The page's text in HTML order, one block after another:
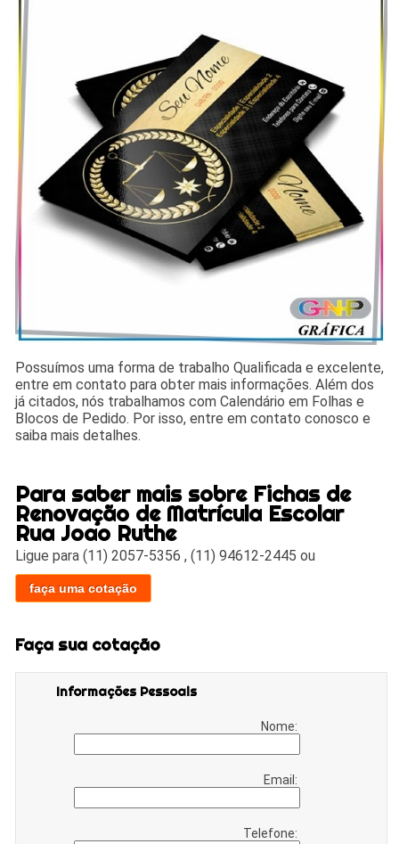
Possuímos uma forma de trabalho Qualificada e excelente,
entre em contato para obter mais informações. Além dos
já citados, nós trabalhamos com Calendário em Folhas e
Blocos de Pedido. Por isso, entre em contato conosco e
saiba mais detalhes.
Para saber mais sobre Fichas de
Renovação de Matrícula Escolar
Rua Joao Ruthe
Ligue para(11) 2057-5356 ,(11) 94612-2445 ou
faça uma cotação
Faça sua cotação
Informações Pessoais
Nome:
Email:
Telefone: